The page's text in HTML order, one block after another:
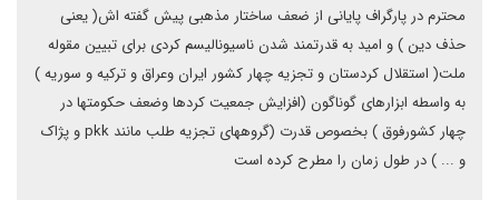
محترم در پارگراف پایانی از ضعف ساختار مذهبی پیش گفته اش( یعنی
حذف دین ) و امید به قدرتمند شدن ناسیونالیسم کردی برای تبیین مقوله
ملت( استقلال کردستان و تجزیه چهار کشور ایران وعراق و ترکیه و سوریه )
به واسطه ابزارهای گوناگون (افزایش جمعیت کردها وضعف حکومتها در
چهار کشورفوق ) بخصوص قدرت (گروههای تجزیه طلب مانند pkk و پژاک
و ... ) در طول زمان را مطرح کرده است